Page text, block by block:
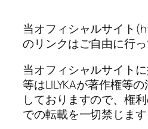
当オフィシャルサイト
のリンクはご自由に行っ
当オフィシャルサイト
等はLILYKAが著作権等
しておりますので、権
での転載を一切禁じます